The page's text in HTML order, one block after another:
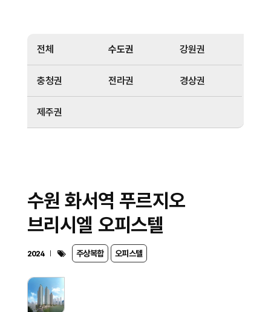
전체 수도권 강원권
충청권 전라권 경상권
제주권
수원 화서역 푸르지오
브리시엘 오피스텔
2024 주상복합 오피스텔